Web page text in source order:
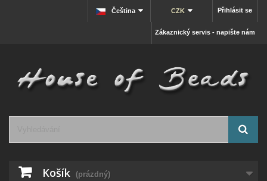
Přihlásit se
CZK
Čeština
Zákaznický servis - napište nám
Košík (prázdný)